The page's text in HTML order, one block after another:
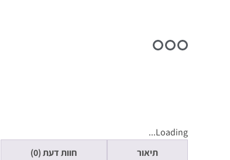
Loading...
תיאור
חוות דעת (0)